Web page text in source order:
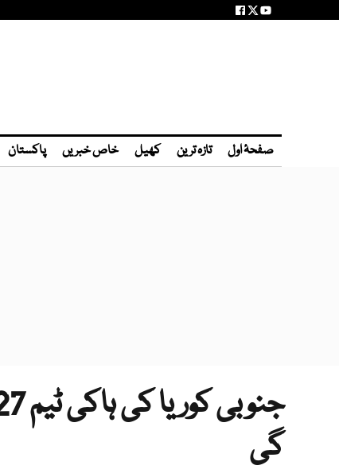
صفحۂ اول تازہ ترین کھیل خاص خبریں پاکستان
گی